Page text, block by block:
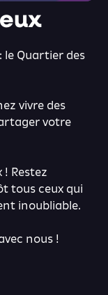
le Quartier des
vivre des
votre
Restez
tous ceux qui
inoubliable.
nous !